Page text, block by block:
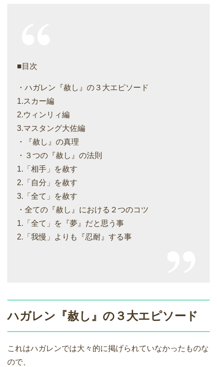
■目次
・ハガレン『赦し』の３大エピソード
1.スカー編
2.ウィンリィ編
3.マスタング大佐編
・『赦し』の真理
・３つの『赦し』の法則
1.「相手」を赦す
2.「自分」を赦す
3.「全て」を赦す
・全ての『赦し』における２つのコツ
1.「全て」を『夢』だと思う事
2.「我慢」よりも『忍耐』する事
ハガレン『赦し』の３大エピソード
これはハガレンでは大々的に掲げられていなかったものな
ので、